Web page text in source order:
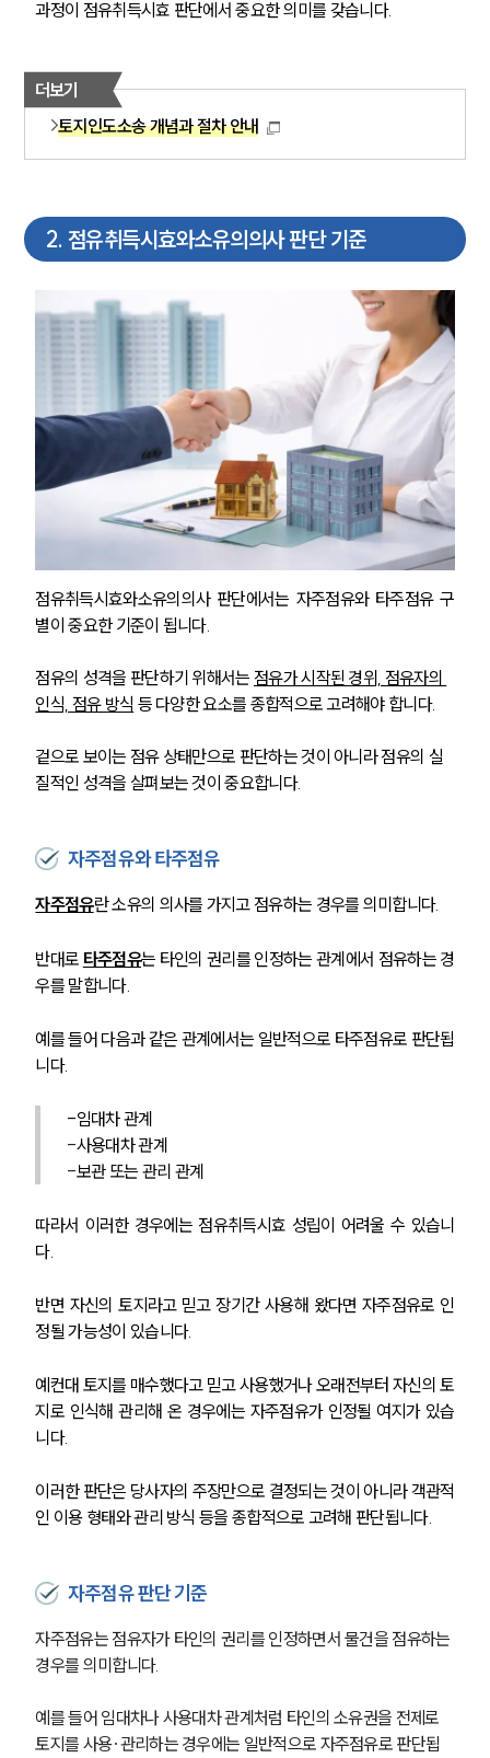
과정이 점유취득시효 판단에서 중요한 의미를 갖습니다.
더보기
토지인도소송 개념과 절차 안내
2. 점유취득시효와소유의의사 판단 기준
점유취득시효와소유의의사 판단에서는 자주점유와 타주점유 구
별이 중요한 기준이 됩니다.
점유의 성격을 판단하기 위해서는 점유가 시작된 경위, 점유자의
인식, 점유 방식 등 다양한 요소를 종합적으로 고려해야 합니다.
겉으로 보이는 점유 상태만으로 판단하는 것이 아니라 점유의 실
질적인 성격을 살펴보는 것이 중요합니다.
자주점유와 타주점유
자주점유란 소유의 의사를 가지고 점유하는 경우를 의미합니다.
반대로 타주점유는 타인의 권리를 인정하는 관계에서 점유하는 경
우를 말합니다.
예를 들어 다음과 같은 관계에서는 일반적으로 타주점유로 판단됩
니다.
-임대차 관계
-사용대차 관계
-보관 또는 관리 관계
따라서 이러한 경우에는 점유취득시효 성립이 어려울 수 있습니
다.
반면 자신의 토지라고 믿고 장기간 사용해 왔다면 자주점유로 인
정될 가능성이 있습니다.
예컨대 토지를 매수했다고 믿고 사용했거나 오래전부터 자신의 토
지로 인식해 관리해 온 경우에는 자주점유가 인정될 여지가 있습
니다.
이러한 판단은 당사자의 주장만으로 결정되는 것이 아니라 객관적
인 이용 형태와 관리 방식 등을 종합적으로 고려해 판단됩니다.
자주점유 판단 기준
자주점유는 점유자가 타인의 권리를 인정하면서 물건을 점유하는
경우를 의미합니다.
예를 들어 임대차나 사용대차 관계처럼 타인의 소유권을 전제로
토지를 사용·관리하는 경우에는 일반적으로 자주점유로 판단됩